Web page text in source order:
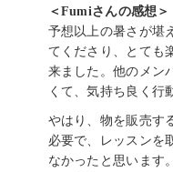
＜Fumiさんの感想＞
予想以上の暑さが堪
てくださり、とても
来ました。他のメン
くて、気持ち良く行
やはり、物を販売す
必要で、レッスンを
なかったと思います